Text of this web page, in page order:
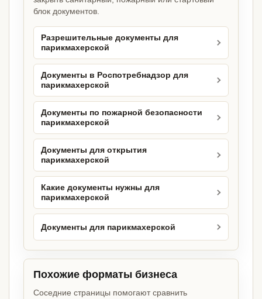
блок документов.
Разрешительные документы для
парикмахерской
Документы в Роспотребнадзор для
парикмахерской
Документы по пожарной безопасности
парикмахерской
Документы для открытия
парикмахерской
Какие документы нужны для
парикмахерской
Документы для парикмахерской
Похожие форматы бизнеса
Соседние страницы помогают сравнить